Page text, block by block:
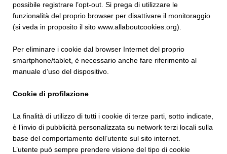
possibile registrare l’opt-out. Si prega di utilizzare le
funzionalità del proprio browser per disattivare il monitoraggio
(si veda in proposito il sito www.allaboutcookies.org).
Per eliminare i cookie dal browser Internet del proprio
smartphone/tablet, è necessario anche fare riferimento al
manuale d’uso del dispositivo.
Cookie di profilazione
La finalità di utilizzo di tutti i cookie di terze parti, sotto indicate,
è l’invio di pubblicità personalizzata su network terzi locali sulla
base del comportamento dell’utente sul sito internet.
L’utente può sempre prendere visione del tipo di cookie